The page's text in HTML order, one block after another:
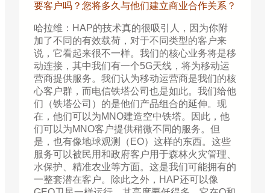
要客户吗？您将多久与他们建立商业合作关系？
哈拉维：HAP的技术真的很吸引人，因为你附
加了不同的有效载荷，对于不同类型的客户来
说，它看起来很不一样。我们的核心业务将是移
动连接，其中我们有一个5G天线，将为移动运
营商提供服务。我们认为移动运营商是我们的核
心客户群，而电信铁塔公司也是如此。我们给他
们（铁塔公司）的是他们产品组合的延伸。现
在，他们可以为MNO建造空中铁塔。因此，他
们可以为MNO客户提供稍微不同的服务。但
是，也有像地球观测（EO）这样的东西。这些
服务可以被民用和政府客户用于森林火灾管理、
水保护、精准农业等方面。这是我们可能拥有的
一整套潜在客户。除此之外，HAP还可以像